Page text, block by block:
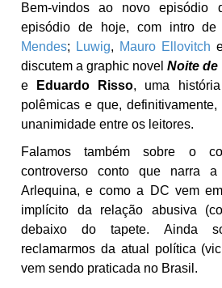
Bem-vindos ao novo episódio
episódio de hoje, com intro de
Mendes; Luwig, Mauro Ellovitch
discutem a graphic novel Noite de
e
Eduardo Risso, uma
polêmicas e que,
unanimidade entre os leitores.
Falamos também sobre o
controverso conto que narra
Arlequina, e como a DC vem
implícito da relação abusiva
debaixo do tapete. Ainda
reclamarmos da atual política
vem sendo praticada no Brasil.